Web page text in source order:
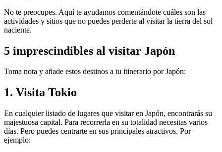
No te preocupes. Aquí te ayudamos comentándote cuáles son las
actividades y sitios que no puedes perderte al visitar la tierra del sol
naciente.
5 imprescindibles al visitar Japón
Toma nota y añade estos destinos a tu itinerario por Japón:
1. Visita Tokio
En cualquier listado de lugares que visitar en Japón, encontrarás su
majestuosa capital. Para recorrerla en su totalidad necesitas varios
días. Pero puedes centrarte en sus principales atractivos. Por
ejemplo: